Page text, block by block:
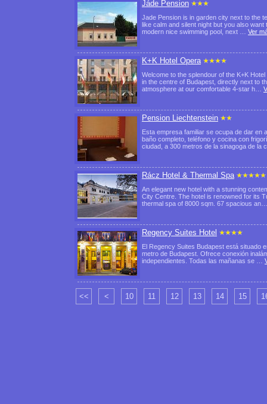
Jáde Pension
Jade Pension is in garden city next to the
like calm and silent night but you also
modern nice swimming pool, next … Ver
K+K Hotel Opera
Welcome to the splendour of the K+K
in the centre of Budapest, directly next to
atmosphere at our comfortable 4-star h…
Pension Liechtenstein
Esta empresa familiar se ocupa de dar en
baño completo, teléfono y cocina con
ciudad, a 300 metros de la sinagoga de la
Rácz Hotel & Thermal Spa
An elegant new hotel with a stunning
City Centre. The hotel is renowned for its
thermal spa of 8000 sqm. 67 spacious
Regency Suites Hotel
El Regency Suites Budapest está situado
metro de Budapest. Ofrece conexión
independientes. Todas las mañanas se …
<< < 10 11 12 13 14 15